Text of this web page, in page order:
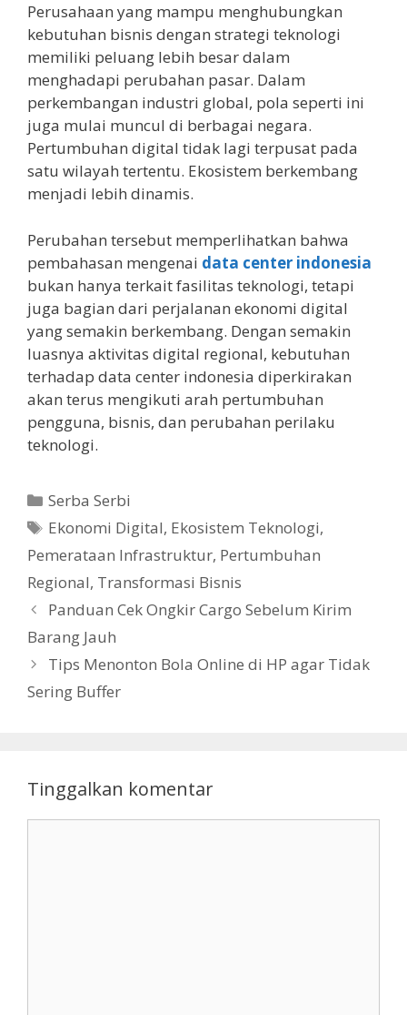
Perusahaan yang mampu menghubungkan
kebutuhan bisnis dengan strategi teknologi
memiliki peluang lebih besar dalam
menghadapi perubahan pasar. Dalam
perkembangan industri global, pola seperti ini
juga mulai muncul di berbagai negara.
Pertumbuhan digital tidak lagi terpusat pada
satu wilayah tertentu. Ekosistem berkembang
menjadi lebih dinamis.
Perubahan tersebut memperlihatkan bahwa
pembahasan mengenai data center indonesia
bukan hanya terkait fasilitas teknologi, tetapi
juga bagian dari perjalanan ekonomi digital
yang semakin berkembang. Dengan semakin
luasnya aktivitas digital regional, kebutuhan
terhadap data center indonesia diperkirakan
akan terus mengikuti arah pertumbuhan
pengguna, bisnis, dan perubahan perilaku
teknologi.
Kategori
Serba Serbi
Tag
Ekonomi Digital, Ekosistem Teknologi,
Pemerataan Infrastruktur, Pertumbuhan
Regional, Transformasi Bisnis
Panduan Cek Ongkir Cargo Sebelum Kirim
Barang Jauh
Tips Menonton Bola Online di HP agar Tidak
Sering Buffer
Tinggalkan komentar